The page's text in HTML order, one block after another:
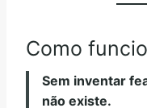
Como
Sem inventar
não existe.